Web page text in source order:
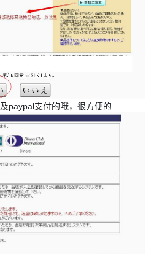
paypal支付的哦，很方便的